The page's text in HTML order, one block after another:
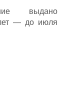
выдано
— до июля